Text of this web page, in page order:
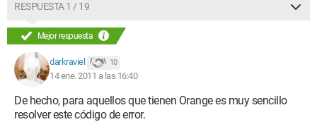
RESPUESTA 1 / 19
Mejor respuesta
darkraviel 10
14 ene. 2011 a las 16:40
De hecho, para aquellos que tienen Orange es muy sencillo
resolver este código de error.